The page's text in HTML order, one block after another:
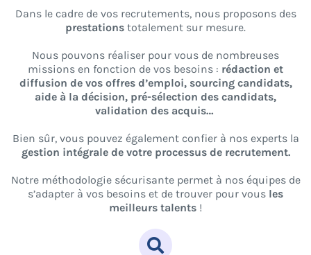
Dans le cadre de vos recrutements, nous proposons des
prestations totalement sur mesure.
Nous pouvons réaliser pour vous de nombreuses
missions en fonction de vos besoins : rédaction et
diffusion de vos offres d’emploi, sourcing candidats,
aide à la décision, pré-sélection des candidats,
validation des acquis…
Bien sûr, vous pouvez également confier à nos experts la
gestion intégrale de votre processus de recrutement.
Notre méthodologie sécurisante permet à nos équipes de
s’adapter à vos besoins et de trouver pour vous les
meilleurs talents !